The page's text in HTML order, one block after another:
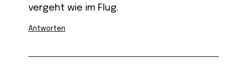
vergeht wie im Flug.
Antworten